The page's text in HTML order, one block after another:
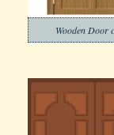
Wooden Door